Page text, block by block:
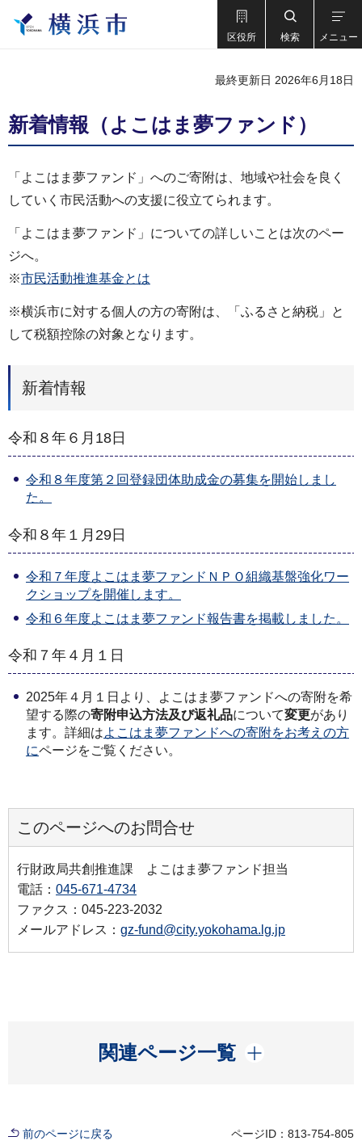
区役所 検索 メニュー
最終更新日 2026年6月18日
新着情報（よこはま夢ファンド）
「よこはま夢ファンド」へのご寄附は、地域や社会を良く
していく市民活動への支援に役立てられます。
「よこはま夢ファンド」についての詳しいことは次のペー
ジへ。
※市民活動推進基金とは
※横浜市に対する個人の方の寄附は、「ふるさと納税」と
して税額控除の対象となります。
新着情報
令和８年６月18日
令和８年度第２回登録団体助成金の募集を開始しまし
た。
令和８年１月29日
令和７年度よこはま夢ファンドＮＰＯ組織基盤強化ワー
クショップを開催します。
令和６年度よこはま夢ファンド報告書を掲載しました。
令和７年４月１日
2025年４月１日より、よこはま夢ファンドへの寄附を希
望する際の寄附申込方法及び返礼品について変更があり
ます。詳細はよこはま夢ファンドへの寄附をお考えの方
にページをご覧ください。
このページへのお問合せ
行財政局共創推進課 よこはま夢ファンド担当
電話： 045-671-4734
ファクス：045-223-2032
メールアドレス： gz-fund@city.yokohama.lg.jp
関連ページ一覧
開く
前のページに戻る ページID：813-754-805